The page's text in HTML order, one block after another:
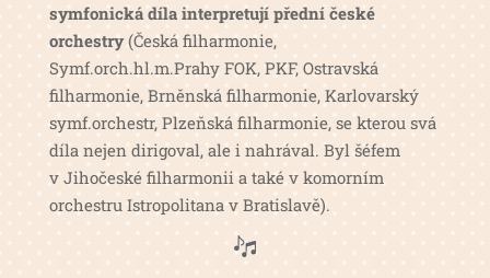
symfonická díla interpretují přední české
orchestry(Česká filharmonie,
Symf.orch.hl.m.Prahy FOK, PKF, Ostravská
filharmonie, Brněnská filharmonie, Karlovarský
symf.orchestr, Plzeňská filharmonie, se kterou svá
díla nejen dirigoval, ale i nahrával. Byl šéfem
v Jihočeské filharmonii a také v komorním
orchestru Istropolitana v Bratislavě).